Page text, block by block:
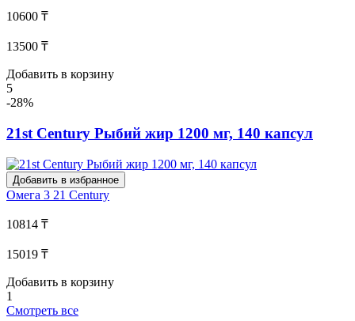
10600 ₸
13500 ₸
Добавить в корзину
5
-28%
21st Century Рыбий жир 1200 мг, 140 капсул
Добавить в избранное
Омега 3 21 Century
10814 ₸
15019 ₸
Добавить в корзину
1
Смотреть все